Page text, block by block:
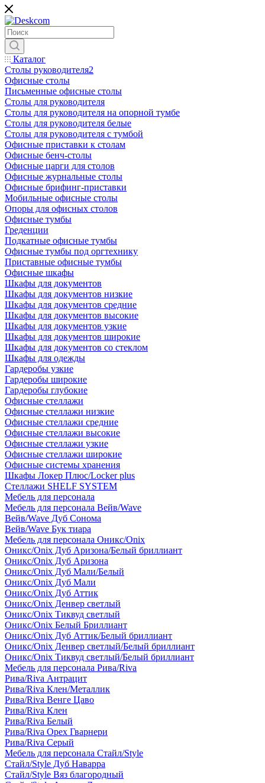
Каталог
Столы руководителя2
Офисные столы
Письменные офисные столы
Столы для руководителя
Столы для руководителя на опорной тумбе
Столы для руководителя белые
Столы для руководителя с тумбой
Офисные приставки к столам
Офисные бенч-столы
Офисные царги для столов
Офисные журнальные столы
Офисные брифинг-приставки
Мобильные офисные столы
Опоры для офисных столов
Офисные тумбы
Греденции
Подкатные офисные тумбы
Офисные тумбы под оргтехнику
Приставные офисные тумбы
Офисные шкафы
Шкафы для документов
Шкафы для документов низкие
Шкафы для документов средние
Шкафы для документов высокие
Шкафы для документов узкие
Шкафы для документов широкие
Шкафы для документов со стеклом
Шкафы для одежды
Гардеробы узкие
Гардеробы широкие
Гардеробы глубокие
Офисные стеллажи
Офисные стеллажи низкие
Офисные стеллажи средние
Офисные стеллажи высокие
Офисные стеллажи узкие
Офисные стеллажи широкие
Офисные системы хранения
Шкафы Локер Плюс/Locker plus
Стеллажи SHELF SYSTEM
Мебель для персонала
Мебель для персонала Вейв/Wave
Вейв/Wave Дуб Сонома
Вейв/Wave Бук тиара
Мебель для персонала Оникс/Onix
Оникс/Onix Дуб Аризона/Белый бриллиант
Оникс/Onix Дуб Аризона
Оникс/Onix Дуб Мали/Белый
Оникс/Onix Дуб Мали
Оникс/Onix Дуб Аттик
Оникс/Onix Денвер светлый
Оникс/Onix Тиквуд светлый
Оникс/Onix Белый Бриллиант
Оникс/Onix Дуб Аттик/Белый бриллиант
Оникс/Onix Денвер светлый/Белый бриллиант
Оникс/Onix Тиквуд светлый/Белый бриллиант
Мебель для персонала Рива/Riva
Рива/Riva Антрацит
Рива/Riva Клен/Металлик
Рива/Riva Венге Цаво
Рива/Riva Клен
Рива/Riva Белый
Рива/Riva Орех Гварнери
Рива/Riva Серый
Мебель для персонала Стайл/Style
Стайл/Style Дуб Наварра
Стайл/Style Вяз благородный